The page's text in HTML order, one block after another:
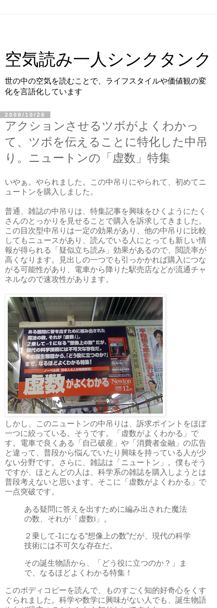
空気読み一人シンクタンク
世の中の空気を読むことで、ライフスタイルや価値観の変
化を言語化しています
2008/10/28
アクションさせるツボがよくわかっ
て、ツボを伝えることに特化した中吊
り。ニュートンの「虚数」特集
いやぁ。やられました。この中吊りにやられて、初めてニ
ュートンを購入しました。
普通、雑誌の中吊りは、特集記事を興味をひくようにたく
さんのとっかりを見せることで購入を訴求してきました。
この目次型中吊りは一定の効果があり、他の中吊りに比較
してもニュースがあり、読んでいる人にとっても新しい情
報が得られる「疑似立ち読み」効果があるので、閲読率が
高くなります。見出しの一つでも引っかかれば購入につな
がる可能性があり、電車から降りた駅売店などが流通チャ
ネルなので速攻性があります。
しかし、このニュートンの中吊りは、訴求ポイントをほぼ
一つに絞っている。そうです。「虚数がよくわかる」で
す。電車で良くある「自己破産」や「消費者金融」の広告
と違って、普段から悩んでいたり興味を持っている人が少
ない分野です。さらに、雑誌は「ニュートン」。僕もそう
ですが、ほとんどの人は、科学系の雑誌を購入しようとは
普段考えないと思います。そこに「虚数がよくわかる」で
一点突破です。
ある疑問に答えを出すために編み出された魔法
の数、それが「虚数i」。
２乗して-1になる“想像上の数”だが、現代の科学
技術には不可欠な存在だ。
その誕生物語から、「どう役に立つのか？」ま
で、なるほどよくわかる特集！
このボディコピーを読んで、ものすごく知的好奇心をくす
ぐられました。科学や数学に興味がない人でも、誕生物語